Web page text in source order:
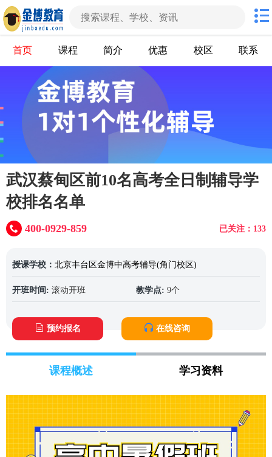
首页 课程 简介 优惠 校区 联系
武汉蔡甸区前10名高考全日制辅导学
校排名名单
已关注：133
400-0929-859
授课学校： 北京丰台区金博中高考辅导(角门校区)
开班时间: 滚动开班 教学点: 9个
预约报名 在线咨询
课程概述 学习资料